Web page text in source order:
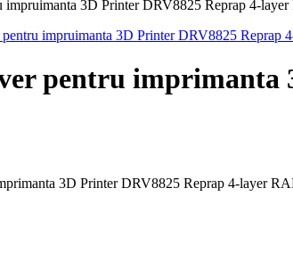
pentru imprimanta
3D Printer DRV8825 Reprap 4-layer